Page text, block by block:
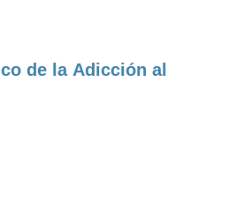
de la Adicción al